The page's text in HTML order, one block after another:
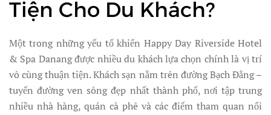
Tiện Cho Du Khách?
Một trong những yếu tố khiến Happy Day Riverside Hotel
& Spa Danang được nhiều du khách lựa chọn chính là vị trí
vô cùng thuận tiện. Khách sạn nằm trên đường Bạch Đằng –
tuyến đường ven sông đẹp nhất thành phố, nơi tập trung
nhiều nhà hàng, quán cà phê và các điểm tham quan nổi